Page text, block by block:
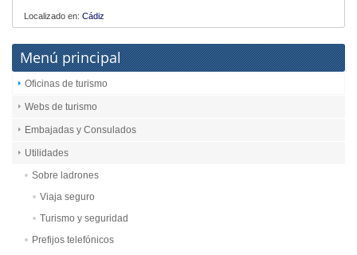
Localizado en: Cádiz
Menú principal
Oficinas de turismo
Webs de turismo
Embajadas y Consulados
Utilidades
Sobre ladrones
Viaja seguro
Turismo y seguridad
Prefijos telefónicos